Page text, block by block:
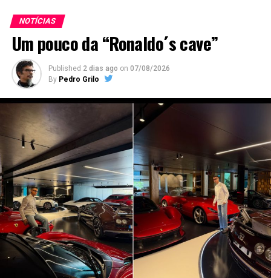
NOTÍCIAS
Um pouco da “Ronaldo´s cave”
Published 2 dias ago on 07/08/2026
By Pedro Grilo